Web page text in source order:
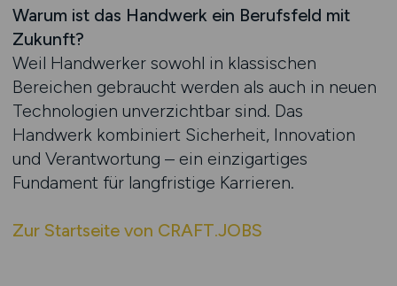
Warum ist das Handwerk ein Berufsfeld mit
Zukunft?
Weil Handwerker sowohl in klassischen
Bereichen gebraucht werden als auch in neuen
Technologien unverzichtbar sind. Das
Handwerk kombiniert Sicherheit, Innovation
und Verantwortung – ein einzigartiges
Fundament für langfristige Karrieren.
Zur Startseite von CRAFT.JOBS